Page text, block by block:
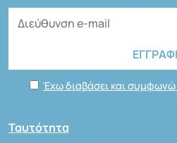
Έχω διαβάσει και
Ταυτότητα